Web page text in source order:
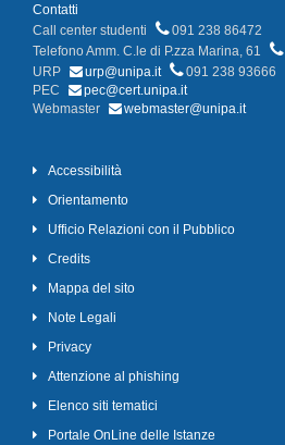
Contatti
Call center studenti
091 238 86472
Telefono Amm. C.le di P.zza Marina, 61
URP
urp@unipa.it
091 238 93666
PEC
pec@cert.unipa.it
Webmaster
webmaster@unipa.it
Accessibilità
Orientamento
Ufficio Relazioni con il Pubblico
Credits
Mappa del sito
Note Legali
Privacy
Attenzione al phishing
Elenco siti tematici
Portale OnLine delle Istanze